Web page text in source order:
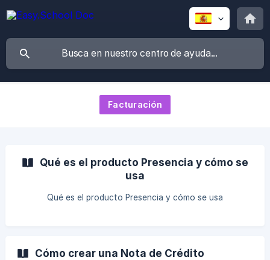
Facturación
Qué es el producto Presencia y cómo se
usa
Qué es el producto Presencia y cómo se usa
Cómo crear una Nota de Crédito